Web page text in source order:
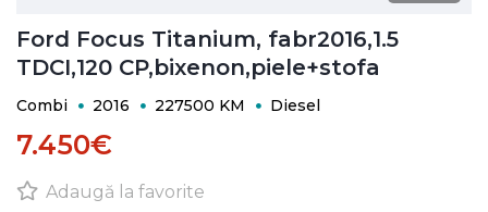
Ford Focus Titanium, fabr2016,1.5
TDCI,120 CP,bixenon,piele+stofa
Combi 2016 227500 KM Diesel
7.450€
Adaugă la favorite